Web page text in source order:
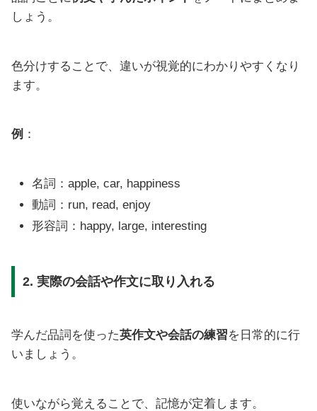
しょう。
色分けすることで、違いが視覚的にわかりやすくなり
ます。
例 ：
名詞：apple, car, happiness
動詞：run, read, enjoy
形容詞：happy, large, interesting
2. 実際の会話や作文に取り入れる
学んだ品詞を使った英作文や会話の練習を日常的に行
いましょう。
使いながら覚えることで、記憶が定着します。